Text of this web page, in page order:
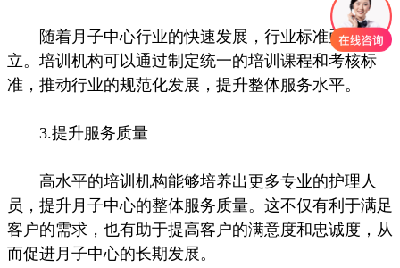
随着月子中心行业的快速发展，行业标准亟待建
立。培训机构可以通过制定统一的培训课程和考核标
准，推动行业的规范化发展，提升整体服务水平。
3.提升服务质量
高水平的培训机构能够培养出更多专业的护理人
员，提升月子中心的整体服务质量。这不仅有利于满足
客户的需求，也有助于提高客户的满意度和忠诚度，从
而促进月子中心的长期发展。